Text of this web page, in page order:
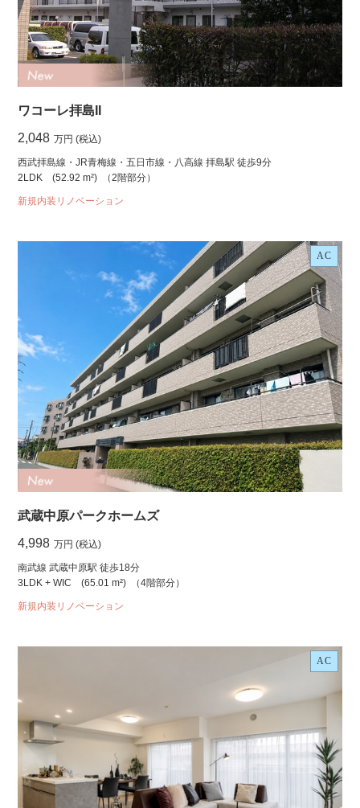
ワコーレ拝島II
2,048 万円 (税込)
西武拝島線・JR青梅線・五日市線・八高線 拝島駅 徒歩9分
2LDK
(52.92 m²) （2階部分）
新規内装リノベーション
AC
武蔵中原パークホームズ
4,998 万円 (税込)
南武線 武蔵中原駅 徒歩18分
3LDK + WIC
(65.01 m²) （4階部分）
新規内装リノベーション
AC